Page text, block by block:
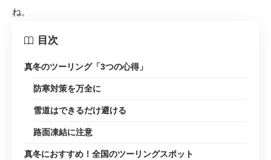
ね。
目次
真冬のツーリング「3つの心得」
防寒対策を万全に
雪道はできるだけ避ける
路面凍結に注意
真冬におすすめ！全国のツーリングスポット